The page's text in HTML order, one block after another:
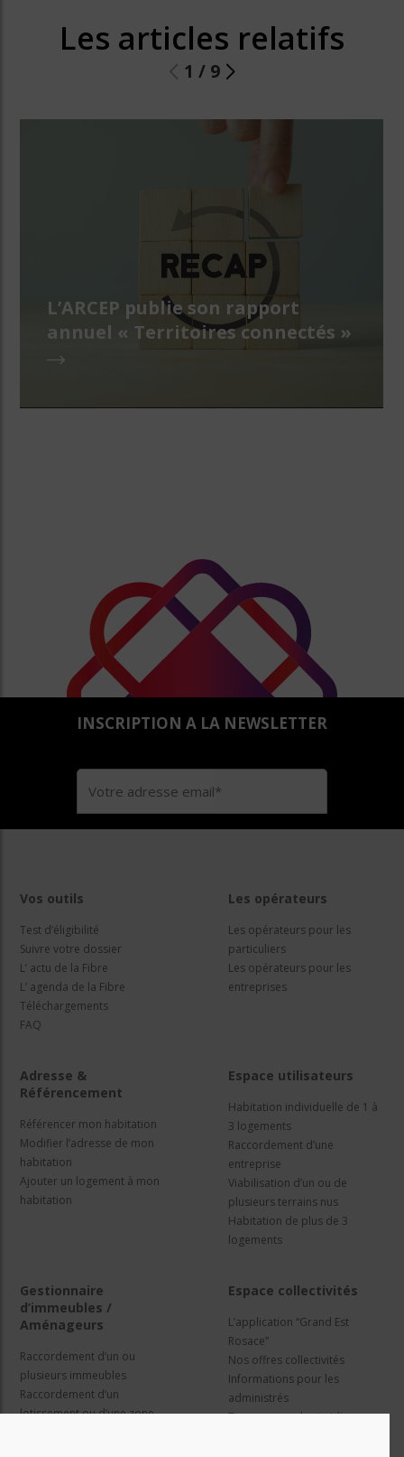
Les articles relatifs
1 / 9
L’ARCEP publie son rapport
annuel « Territoires connectés »
INSCRIPTION A LA NEWSLETTER
Vos outils
Test d’éligibilité
Suivre votre dossier
L’ actu de la Fibre
L’ agenda de la Fibre
Téléchargements
FAQ
Les opérateurs
Les opérateurs pour les
particuliers
Les opérateurs pour les
entreprises
Adresse &
Référencement
Référencer mon habitation
Modifier l’adresse de mon
habitation
Ajouter un logement à mon
habitation
Espace utilisateurs
Habitation individuelle de 1 à
3 logements
Raccordement d’une
entreprise
Viabilisation d’un ou de
plusieurs terrains nus
Habitation de plus de 3
logements
Gestionnaire
d’immeubles /
Aménageurs
Raccordement d’un ou
plusieurs immeubles
Raccordement d’un
lotissement ou d’une zone
Espace collectivités
L’application “Grand Est
Rosace”
Nos offres collectivités
Informations pour les
administrés
Travaux et cadre juridique